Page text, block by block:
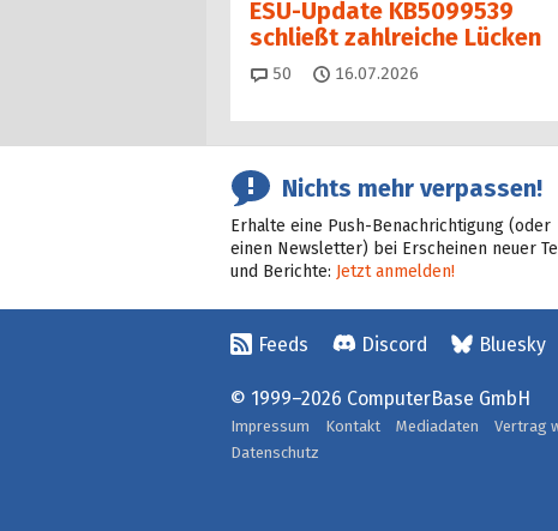
ESU-Update KB5099539
schließt zahlreiche Lücken
50 Kommentare
16.07.2026
Nichts mehr verpassen!
Erhalte eine Push-Benachrichtigung (oder
einen Newsletter) bei Erscheinen neuer
und Berichte: Jetzt anmelden!
Feeds Discord Bluesky
© 1999–2026 ComputerBase GmbH
Impressum Kontakt Mediadaten Vertrag
Datenschutz